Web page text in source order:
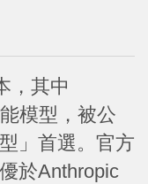
，其中
模型，被公
」首選。官方
於Anthropic